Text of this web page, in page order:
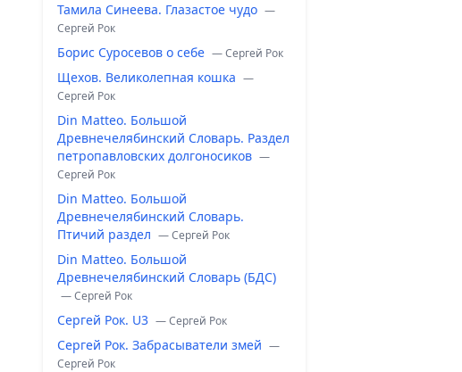
Тамила Синеева. Глазастое чудо —
Сергей Рок
Борис Суросевов о себе — Сергей Рок
Щехов. Великолепная кошка —
Сергей Рок
Din Matteo. Большой
Древнечелябинский Словарь. Раздел
петропавловских долгоносиков —
Сергей Рок
Din Matteo. Большой
Древнечелябинский Словарь.
Птичий раздел — Сергей Рок
Din Matteo. Большой
Древнечелябинский Словарь (БДС)
— Сергей Рок
Сергей Рок. U3 — Сергей Рок
Сергей Рок. Забрасыватели змей —
Сергей Рок